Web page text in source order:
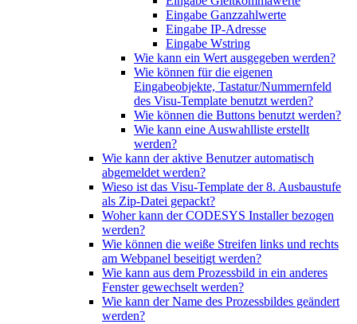
Eingabe Ganzzahlwerte
Eingabe IP-Adresse
Eingabe Wstring
Wie kann ein Wert ausgegeben werden?
Wie können für die eigenen
Eingabeobjekte, Tastatur/Nummernfeld
des Visu-Template benutzt werden?
Wie können die Buttons benutzt werden?
Wie kann eine Auswahlliste erstellt
werden?
Wie kann der aktive Benutzer automatisch
abgemeldet werden?
Wieso ist das Visu-Template der 8. Ausbaustufe
als Zip-Datei gepackt?
Woher kann der CODESYS Installer bezogen
werden?
Wie können die weiße Streifen links und rechts
am Webpanel beseitigt werden?
Wie kann aus dem Prozessbild in ein anderes
Fenster gewechselt werden?
Wie kann der Name des Prozessbildes geändert
werden?